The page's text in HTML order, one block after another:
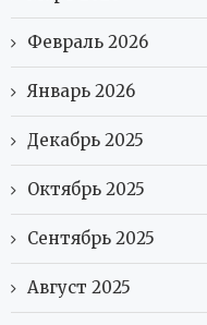
Февраль 2026
Январь 2026
Декабрь 2025
Октябрь 2025
Сентябрь 2025
Август 2025